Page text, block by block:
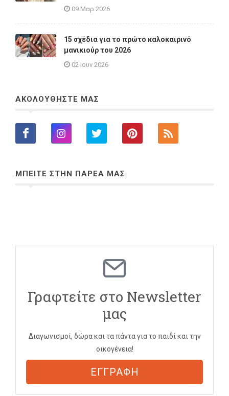
09 Μαρ 2026
15 σχέδια για το πρώτο καλοκαιρινό
μανικιούρ του 2026
02 Ιουν 2026
ΑΚΟΛΟΥΘΗΣΤΕ ΜΑΣ
ΜΠΕΙΤΕ ΣΤΗΝ ΠΑΡΕΑ ΜΑΣ
Γραφτείτε στο Newsletter
μας
Διαγωνισμοί, δώρα και τα πάντα για το παιδί και την
οικογένεια!
ΕΓΓΡΑΦΗ